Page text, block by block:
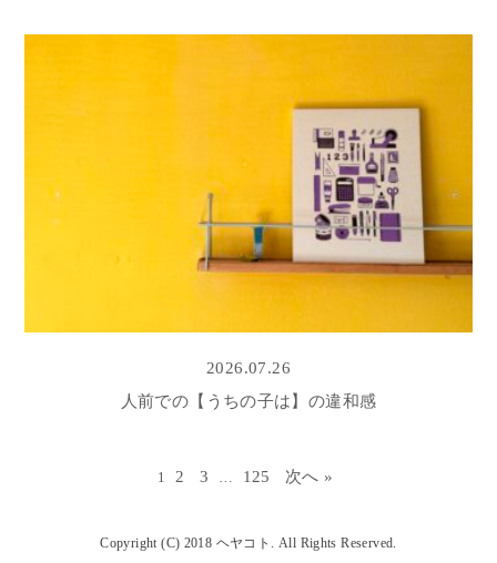
2026.07.26
人前での【うちの子は】の違和感
1 2 3 125 次へ »
Copyright (C) 2018 ヘヤコト. All Rights Reserved.